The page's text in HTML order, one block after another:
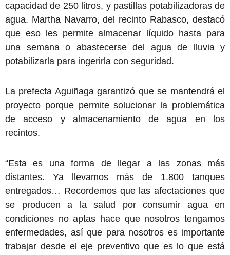
capacidad de 250 litros, y pastillas potabilizadoras de
agua. Martha Navarro, del recinto Rabasco, destacó
que eso les permite almacenar líquido hasta para
una semana o abastecerse del agua de lluvia y
potabilizarla para ingerirla con seguridad.
La prefecta Aguiñaga garantizó que se mantendrá el
proyecto porque permite solucionar la problemática
de acceso y almacenamiento de agua en los
recintos.
“Esta es una forma de llegar a las zonas más
distantes. Ya llevamos más de 1.800 tanques
entregados… Recordemos que las afectaciones que
se producen a la salud por consumir agua en
condiciones no aptas hace que nosotros tengamos
enfermedades, así que para nosotros es importante
trabajar desde el eje preventivo que es lo que está